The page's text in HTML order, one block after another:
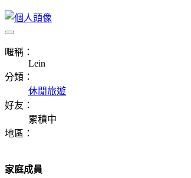
暱稱：
Lein
分類：
休閒旅遊
好友：
累積中
地區：
家庭成員